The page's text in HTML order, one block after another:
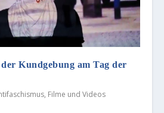
Kundgebung am Tag der
, Filme und Videos